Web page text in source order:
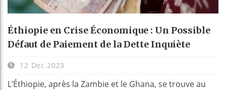
Éthiopie en Crise Économique : Un Possible
Défaut de Paiement de la Dette Inquiète
12 Dec 2023
L’Éthiopie, après la Zambie et le Ghana, se trouve au